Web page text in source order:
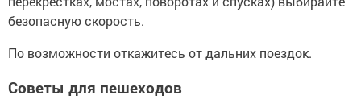
безопасную скорость.
По возможности откажитесь от дальних поездок.
Советы для пешеходов